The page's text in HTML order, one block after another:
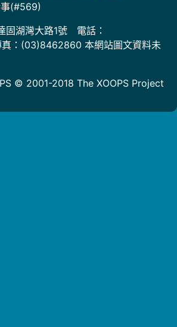
(#569)
固湖灣大路1號 電話：
：(03)8462860 本網站圖文資料未
© 2001-2018 The XOOPS Project